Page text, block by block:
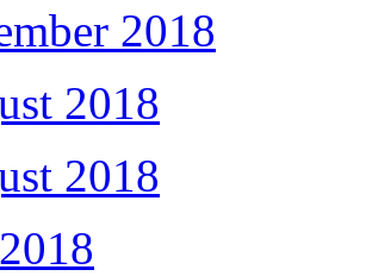
2018
2018
2018